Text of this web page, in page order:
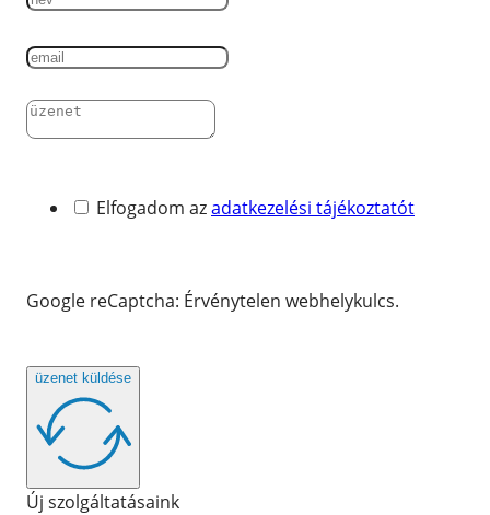
Elfogadom azadatkezelési tájékoztatót
Google reCaptcha: Érvénytelen webhelykulcs.
üzenet küldése
Új szolgáltatásaink